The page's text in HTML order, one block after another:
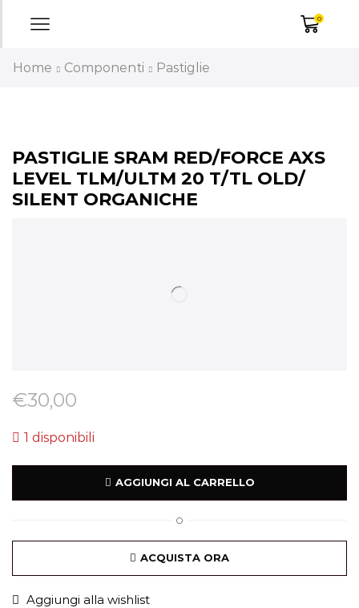
0
Home Componenti Pastiglie
PASTIGLIE SRAM RED/FORCE AXS
LEVEL TLM/ULTM 20 T/TL OLD/
SILENT ORGANICHE
€30,00
1 disponibili
AGGIUNGI AL CARRELLO
O
ACQUISTA ORA
Aggiungi alla wishlist